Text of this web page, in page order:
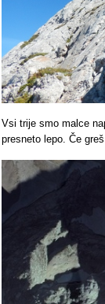
Vsi trije smo malce
presneto lepo. Če